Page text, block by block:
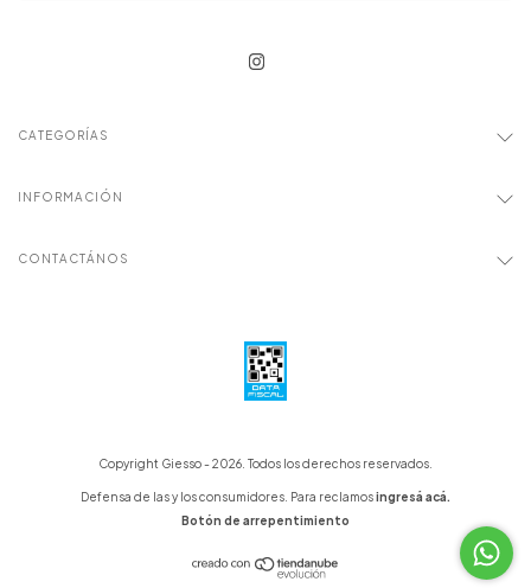
CATEGORÍAS
INFORMACIÓN
CONTACTÁNOS
Copyright Giesso - 2026. Todos los derechos reservados.
Defensa de las y los consumidores. Para reclamosingresá acá.
Botón de arrepentimiento